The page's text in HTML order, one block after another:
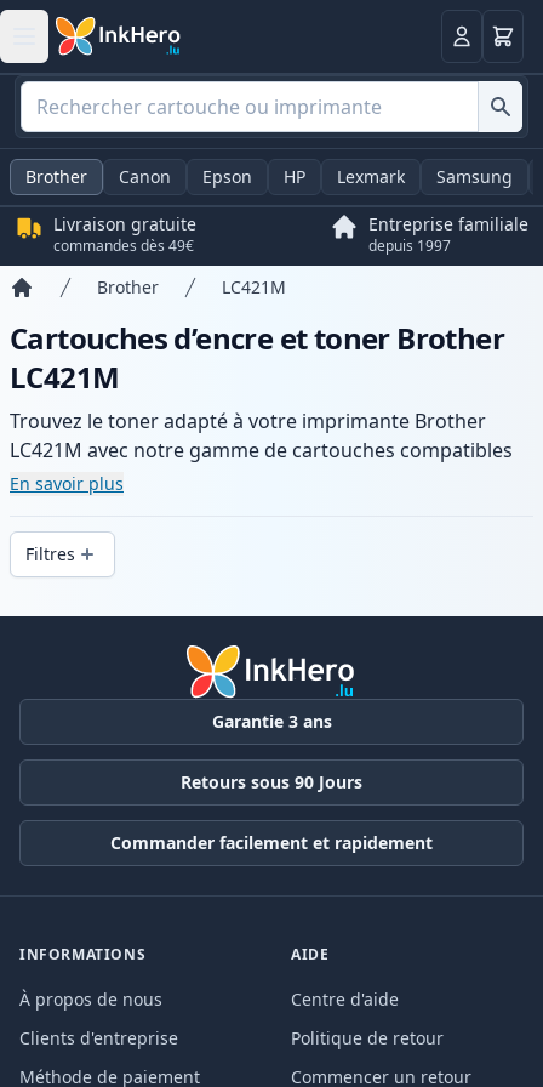
Panier
Brother Canon Epson HP Lexmark Samsung
Livraison gratuite
commandes dès 49€
Entreprise familiale
depuis 1997
Brother LC421M
Cartouches d’encre et toner Brother
LC421M
Trouvez le toner adapté à votre imprimante Brother
LC421M avec notre gamme de cartouches compatibles
et haute capacité. Profitez d’une qualité d’impression
en .
En savoir plus
Filtres
Produits
Garantie 3 ans
Retours sous 90 Jours
Commander facilement et rapidement
INFORMATIONS
À propos de nous
Clients d'entreprise
Méthode de paiement
AIDE
Centre d'aide
Politique de retour
Commencer un retour